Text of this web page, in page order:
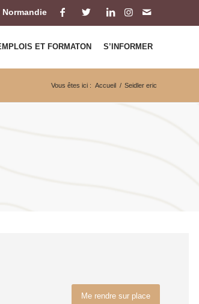
ET FORMATON S’INFORMER
Vous êtes ici : Accueil / Seidler eric
Me rendre sur place